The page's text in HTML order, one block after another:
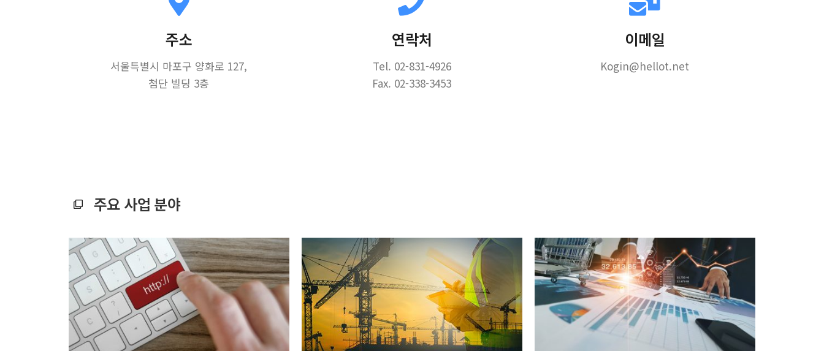
주소
서울특별시 마포구 양화로 127,
첨단 빌딩 3층
연락처
Tel. 02-831-4926
Fax. 02-338-3453
이메일
Kogin@hellot.net
주요 사업 분야